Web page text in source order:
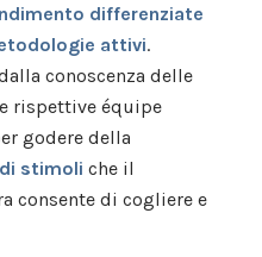
differenziate
attivi.
conoscenza delle
rispettive équipe
godere della
stimoli che il
consente di cogliere e